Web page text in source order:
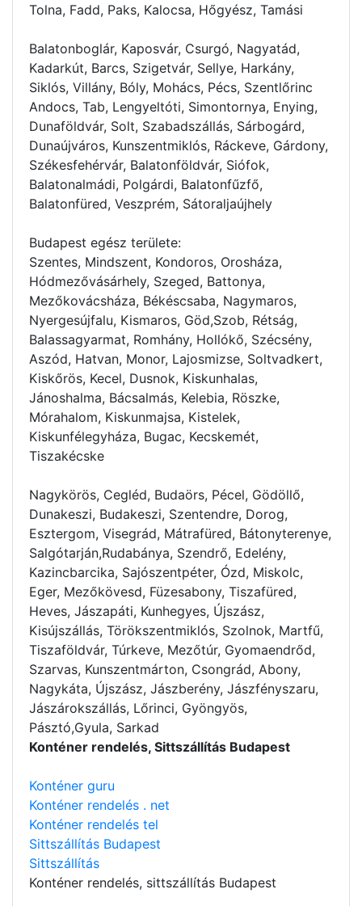
Tolna, Fadd, Paks, Kalocsa, Hőgyész, Tamási
Balatonboglár, Kaposvár, Csurgó, Nagyatád,
Kadarkút, Barcs, Szigetvár, Sellye, Harkány,
Siklós, Villány, Bóly, Mohács, Pécs, Szentlőrinc
Andocs, Tab, Lengyeltóti, Simontornya, Enying,
Dunaföldvár, Solt, Szabadszállás, Sárbogárd,
Dunaújváros, Kunszentmiklós, Ráckeve, Gárdony,
Székesfehérvár, Balatonföldvár, Siófok,
Balatonalmádi, Polgárdi, Balatonfűzfő,
Balatonfüred, Veszprém, Sátoraljaújhely
Budapest egész területe:
Szentes, Mindszent, Kondoros, Orosháza,
Hódmezővásárhely, Szeged, Battonya,
Mezőkovácsháza, Békéscsaba, Nagymaros,
Nyergesújfalu, Kismaros, Göd,Szob, Rétság,
Balassagyarmat, Romhány, Hollókő, Szécsény,
Aszód, Hatvan, Monor, Lajosmizse, Soltvadkert,
Kiskőrös, Kecel, Dusnok, Kiskunhalas,
Jánoshalma, Bácsalmás, Kelebia, Röszke,
Mórahalom, Kiskunmajsa, Kistelek,
Kiskunfélegyháza, Bugac, Kecskemét,
Tiszakécske
Nagykörös, Cegléd, Budaörs, Pécel, Gödöllő,
Dunakeszi, Budakeszi, Szentendre, Dorog,
Esztergom, Visegrád, Mátrafüred, Bátonyterenye,
Salgótarján,Rudabánya, Szendrő, Edelény,
Kazincbarcika, Sajószentpéter, Ózd, Miskolc,
Eger, Mezőkövesd, Füzesabony, Tiszafüred,
Heves, Jászapáti, Kunhegyes, Újszász,
Kisújszállás, Törökszentmiklós, Szolnok, Martfű,
Tiszaföldvár, Túrkeve, Mezőtúr, Gyomaendrőd,
Szarvas, Kunszentmárton, Csongrád, Abony,
Nagykáta, Újszász, Jászberény, Jászfényszaru,
Jászárokszállás, Lőrinci, Gyöngyös,
Pásztó,Gyula, Sarkad
Konténer rendelés, Sittszállítás Budapest
Konténer guru
Konténer rendelés . net
Konténer rendelés tel
Sittszállítás Budapest
Sittszállítás
Konténer rendelés, sittszállítás Budapest